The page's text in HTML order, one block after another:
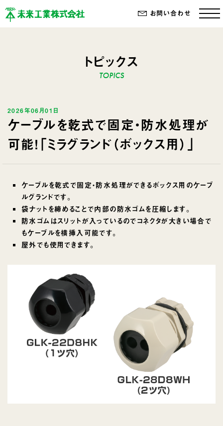
お問い合わせ
トピックス
2026年06月01日
ケーブルを乾式で固定・防水処理が
可能！「ミラグランド（ボックス用）」
ケーブルを乾式で固定・防水処理ができるボックス用のケーブ
ルグランドです。
袋ナットを締めることで内部の防水ゴムを圧縮します。
防水ゴムはスリットが入っているのでコネクタが大きい場合で
もケーブルを横挿入可能です。
屋外でも使用できます。